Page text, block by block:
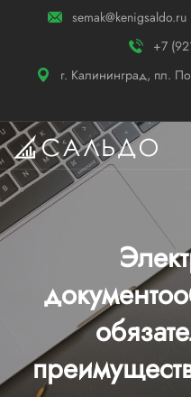
semak@kenigsaldo.ru
+7
г. Калининград, пл.